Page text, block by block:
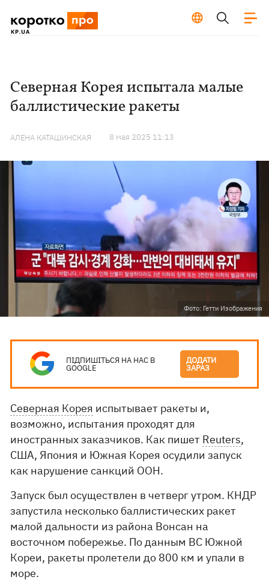
Северная Корея испытала малые
баллистические ракеты
АЛЕНА КАТАШИНСКАЯ 8 мая 2025 11:13
Фото: Гетти Изображения
ПІДПИШІТЬСЯ НА НАС В
GOOGLE
ДОДАТИ
ЗАРАЗ
Северная Корея испытывает ракеты и,
возможно, испытания проходят для
иностранных заказчиков. Как пишет Reuters,
США, Япония и Южная Корея осудили запуск
как нарушение санкций ООН.
Запуск был осуществлен в четверг утром. КНДР
запустила несколько баллистических ракет
малой дальности из района Вонсан на
восточном побережье. По данным ВС Южной
Кореи, ракеты пролетели до 800 км и упали в
море.